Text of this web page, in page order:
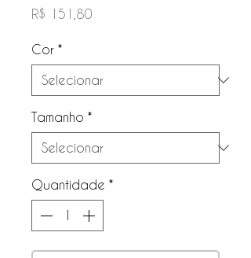
R$ 151,80Preço
Cor *
Tamanho *
Quantidade *